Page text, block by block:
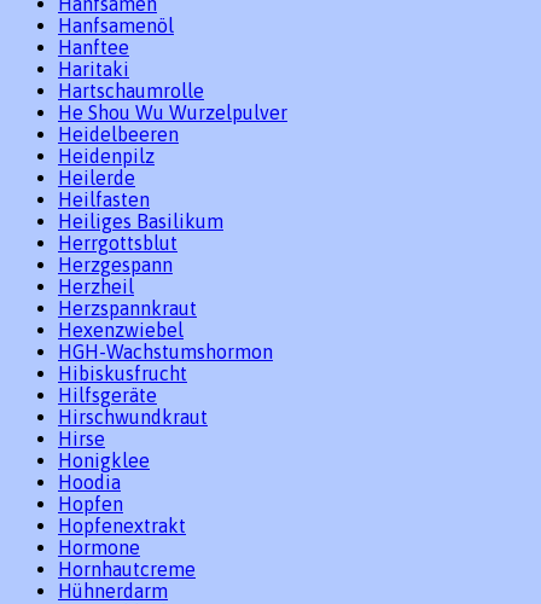
Hanfsamenöl
Hanftee
Haritaki
Hartschaumrolle
He Shou Wu Wurzelpulver
Heidelbeeren
Heidenpilz
Heilerde
Heilfasten
Heiliges Basilikum
Herrgottsblut
Herzgespann
Herzheil
Herzspannkraut
Hexenzwiebel
HGH-Wachstumshormon
Hibiskusfrucht
Hilfsgeräte
Hirschwundkraut
Hirse
Honigklee
Hoodia
Hopfen
Hopfenextrakt
Hormone
Hornhautcreme
Hühnerdarm